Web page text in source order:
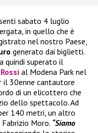
sabato 4 luglio
in quello che è
nel nostro Paese,
generato dai biglietti.
quindi superato il
al Modena Park nel
il 30enne cantautore
di un elicottero che
dello spettacolo. Ad
140 metri, un altro
Moro. “Siamo